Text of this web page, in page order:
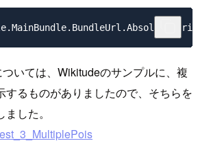
いては、Wikitudeのサンプルに、複
するものがありましたので、そちらを
した。